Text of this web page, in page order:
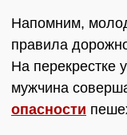
Напомним,
правила
На перекрестке
мужчина
опасности